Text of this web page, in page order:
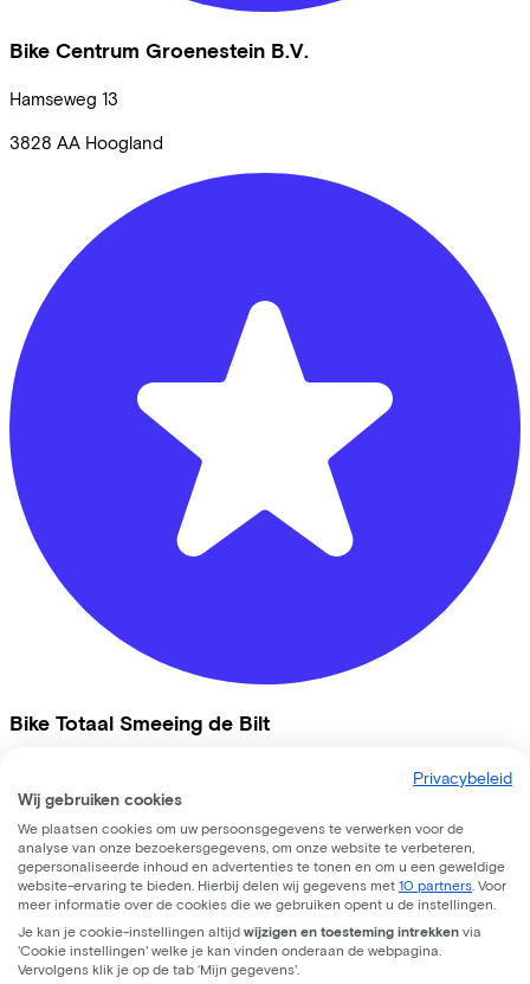
Bike Centrum Groenestein B.V.
Hamseweg 13
3828 AA Hoogland
Bike Totaal Smeeing de Bilt
3731 JG
Privacybeleid
Wij gebruiken cookies
We plaatsen cookies om uw persoonsgegevens te verwerken voor de
analyse van onze bezoekersgegevens, om onze website te verbeteren,
gepersonaliseerde inhoud en advertenties te tonen en om u een geweldige
website-ervaring te bieden. Hierbij delen wij gegevens met 10 partners . Voor
meer informatie over de cookies die we gebruiken opent u de instellingen.
Je kan je cookie-instellingen altijd wijzigen en toesteming intrekken via
'Cookie instellingen' welke je kan vinden onderaan de webpagina.
Vervolgens klik je op de tab ‘Mijn gegevens'.